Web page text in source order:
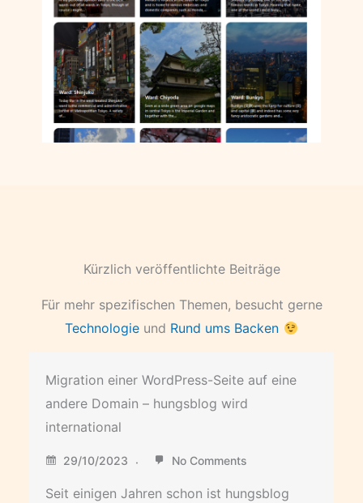
Kürzlich veröffentlichte Beiträge
Für mehr spezifischen Themen, besucht gerne
Technologie und Rund ums Backen
Migration einer WordPress-Seite auf eine
andere Domain – hungsblog wird
international
29/10/2023 No Comments
Seit einigen Jahren schon ist hungsblog